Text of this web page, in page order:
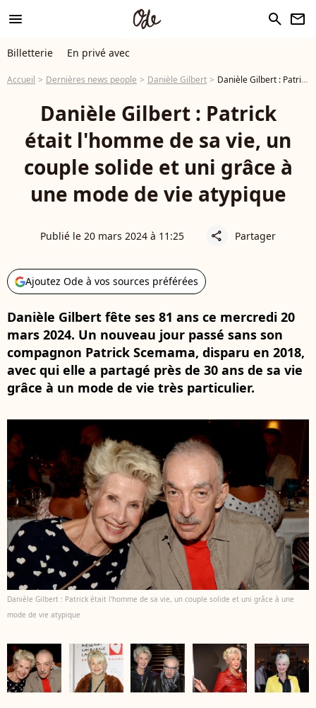
menu search newsletter
Billetterie En privé avec
Accueil Dernières news people Danièle Gilbert Danièle Gilbert : Patrick était l'homme de sa vie, un couple solide et uni grâce à une mode de vie atypique
Danièle Gilbert : Patrick
était l'homme de sa vie, un
couple solide et uni grâce à
une mode de vie atypique
Publié le 20 mars 2024 à 11:25 share Partager
Ajoutez Ode à vos sources préférées
Danièle Gilbert fête ses 81 ans ce mercredi 20
mars 2024. Un nouveau jour passé sans son
compagnon Patrick Scemama, disparu en 2018,
avec qui elle a partagé près de 30 ans de sa vie
grâce à un mode de vie très particulier.
Danièle Gilbert : Patrick était l'homme de sa vie, un couple solide et uni grâce à une
mode de vie atypique